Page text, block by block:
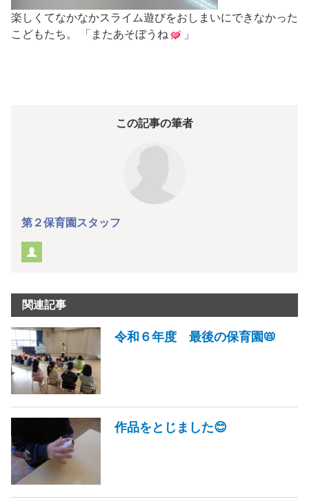
楽しくてなかなかスライム遊びをおしまいにできなかった
こどもたち。 「またあそぼうね
」
この記事の筆者
第２保育園スタッフ
関連記事
令和６年度 最後の保育園📛
作品をとじました😊